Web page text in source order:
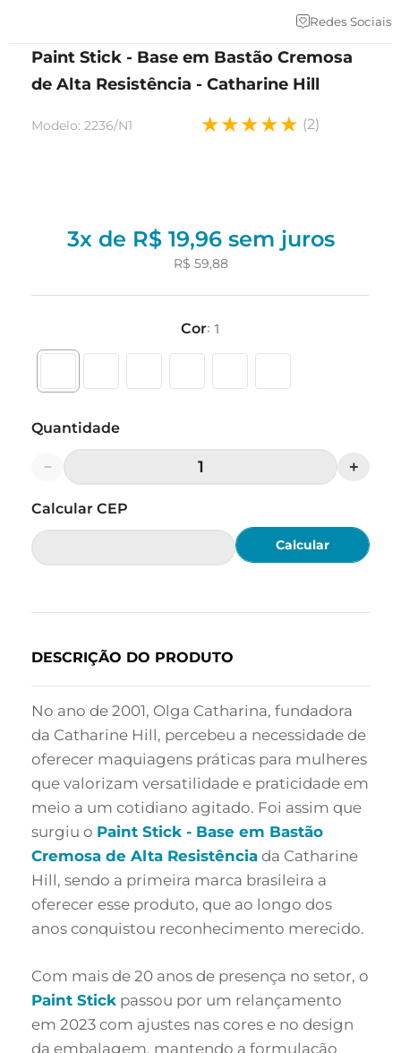
Redes Sociais
Paint Stick - Base em Bastão Cremosa
de Alta Resistência - Catharine Hill
Modelo: 2236/N1 ★★★★★ (2)
3x de R$ 19,96sem juros
R$ 59,88
Cor: 1
Quantidade
＋
－
Calcular
DESCRIÇÃO DO PRODUTO
No ano de 2001, Olga Catharina, fundadora
da Catharine Hill, percebeu a necessidade de
oferecer maquiagens práticas para mulheres
que valorizam versatilidade e praticidade em
meio a um cotidiano agitado. Foi assim que
surgiu o Paint Stick - Base em Bastão
Cremosa de Alta Resistência da Catharine
Hill, sendo a primeira marca brasileira a
oferecer esse produto, que ao longo dos
anos conquistou reconhecimento merecido.
Com mais de 20 anos de presença no setor, o
Paint Stick passou por um relançamento
em 2023 com ajustes nas cores e no design
da embalagem, mantendo a formulação